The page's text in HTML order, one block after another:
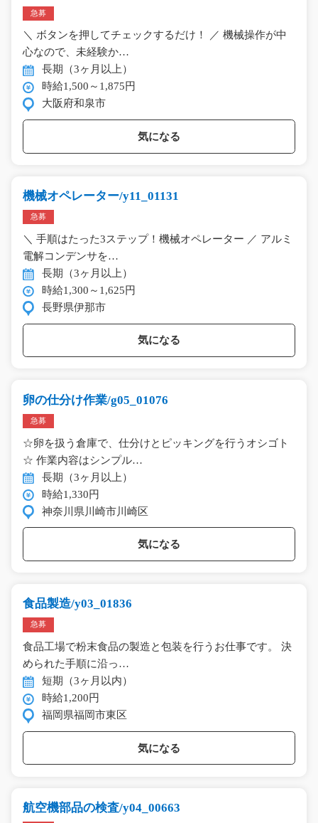
急募
＼ ボタンを押してチェックするだけ！ ／ 機械操作が中
心なので、未経験か…
長期（3ヶ月以上）
時給1,500～1,875円
大阪府和泉市
気になる
機械オペレーター/y11_01131
急募
＼ 手順はたった3ステップ！機械オペレーター ／ アルミ
電解コンデンサを…
長期（3ヶ月以上）
時給1,300～1,625円
長野県伊那市
気になる
卵の仕分け作業/g05_01076
急募
☆卵を扱う倉庫で、仕分けとピッキングを行うオシゴト
☆ 作業内容はシンプル…
長期（3ヶ月以上）
時給1,330円
神奈川県川崎市川崎区
気になる
食品製造/y03_01836
急募
食品工場で粉末食品の製造と包装を行うお仕事です。 決
められた手順に沿っ…
短期（3ヶ月以内）
時給1,200円
福岡県福岡市東区
気になる
航空機部品の検査/y04_00663